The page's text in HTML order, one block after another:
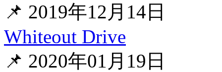
📌 2019年12月14日
Whiteout Drive
📌 2020年01月19日